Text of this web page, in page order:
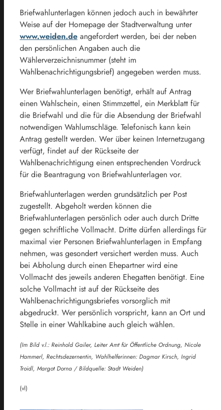
Briefwahlunterlagen können jedoch auch in bewährter
Weise auf der Homepage der Stadtverwaltung unter
www.weiden.de angefordert werden, bei der neben
den persönlichen Angaben auch die
Wählerverzeichnisnummer (steht im
Wahlbenachrichtigungsbrief) angegeben werden muss.
Wer Briefwahlunterlagen benötigt, erhält auf Antrag
einen Wahlschein, einen Stimmzettel, ein Merkblatt für
die Briefwahl und die für die Absendung der Briefwahl
notwendigen Wahlumschläge. Telefonisch kann kein
Antrag gestellt werden. Wer über keinen Internetzugang
verfügt, findet auf der Rückseite der
Wahlbenachrichtigung einen entsprechenden Vordruck
für die Beantragung von Briefwahlunterlagen vor.
Briefwahlunterlagen werden grundsätzlich per Post
zugestellt. Abgeholt werden können die
Briefwahlunterlagen persönlich oder auch durch Dritte
gegen schriftliche Vollmacht. Dritte dürfen allerdings für
maximal vier Personen Briefwahlunterlagen in Empfang
nehmen, was gesondert versichert werden muss. Auch
bei Abholung durch einen Ehepartner wird eine
Vollmacht des jeweils anderen Ehegatten benötigt. Eine
solche Vollmacht ist auf der Rückseite des
Wahlbenachrichtigungsbriefes vorsorglich mit
abgedruckt. Wer persönlich vorspricht, kann an Ort und
Stelle in einer Wahlkabine auch gleich wählen.
(Im Bild v.l.: Reinhold Gailer, Leiter Amt für Öffentliche Ordnung, Nicole
Hammerl, Rechtsdezernentin, Wahlhelferinnen: Dagmar Kirsch, Ingrid
Troidl, Margot Dorna / Bildquelle: Stadt Weiden)
(vl)